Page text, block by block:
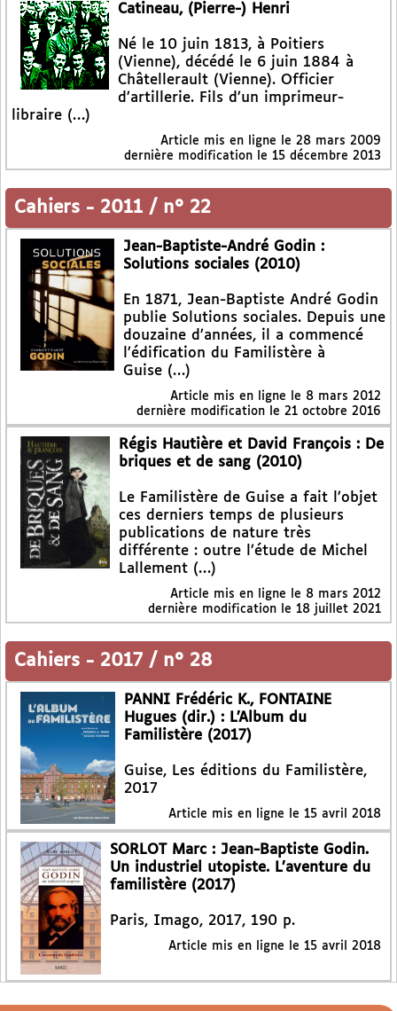
Catineau, (Pierre-) Henri
Né le 10 juin 1813, à Poitiers
(Vienne), décédé le 6 juin 1884 à
Châtellerault (Vienne). Officier
d’artillerie. Fils d’un imprimeur-
libraire (…)
Article mis en ligne le 28 mars 2009
dernière modification le 15 décembre 2013
Cahiers - 2011 / n° 22
Jean-Baptiste-André Godin :
Solutions sociales (2010)
En 1871, Jean-Baptiste André Godin
publie Solutions sociales. Depuis une
douzaine d’années, il a commencé
l’édification du Familistère à
Guise (…)
Article mis en ligne le 8 mars 2012
dernière modification le 21 octobre 2016
Régis Hautière et David François : De
briques et de sang (2010)
Le Familistère de Guise a fait l’objet
ces derniers temps de plusieurs
publications de nature très
différente : outre l’étude de Michel
Lallement (…)
Article mis en ligne le 8 mars 2012
dernière modification le 18 juillet 2021
Cahiers - 2017 / n° 28
PANNI Frédéric K., FONTAINE
Hugues (dir.) : L’Album du
Familistère (2017)
Guise, Les éditions du Familistère,
2017
Article mis en ligne le 15 avril 2018
SORLOT Marc : Jean-Baptiste Godin.
Un industriel utopiste. L’aventure du
familistère (2017)
Paris, Imago, 2017, 190 p.
Article mis en ligne le 15 avril 2018